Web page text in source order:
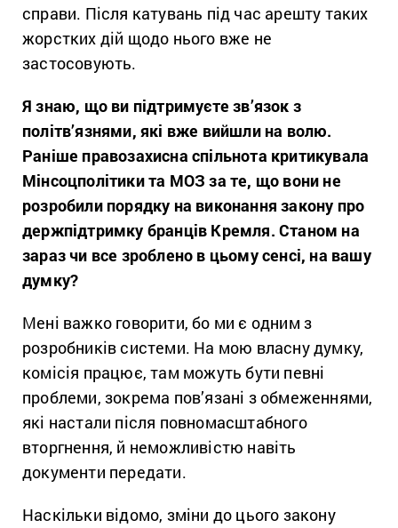
справи. Після катувань під час арешту таких
жорстких дій щодо нього вже не
застосовують.
Я знаю, що ви підтримуєте зв’язок з
політв’язнями, які вже вийшли на волю.
Раніше правозахисна спільнота критикувала
Мінсоцполітики та МОЗ за те, що вони не
розробили порядку на виконання закону про
держпідтримку бранців Кремля. Станом на
зараз чи все зроблено в цьому сенсі, на вашу
думку?
Мені важко говорити, бо ми є одним з
розробників системи. На мою власну думку,
комісія працює, там можуть бути певні
проблеми, зокрема пов’язані з обмеженнями,
які настали після повномасштабного
вторгнення, й неможливістю навіть
документи передати.
Наскільки відомо, зміни до цього закону